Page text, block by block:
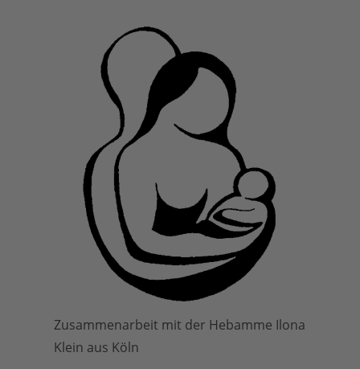
Zusammenarbeit mit der Hebamme Ilona
Klein aus Köln